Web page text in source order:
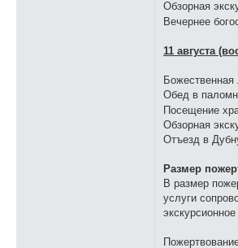
Обзорная
Вечернее
11 августа
Божественная
Обед в
Посещение
Обзорная
Отъезд в
Размер
В размер
услуги